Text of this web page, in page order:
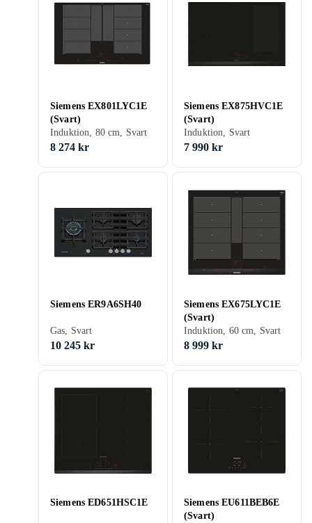
Siemens EX801LYC1E
(Svart)
Induktion, 80 cm, Svart
8 274 kr
Siemens EX875HVC1E
(Svart)
Induktion, Svart
7 990 kr
Siemens ER9A6SH40
Gas, Svart
10 245 kr
Siemens EX675LYC1E
(Svart)
Induktion, 60 cm, Svart
8 999 kr
Siemens ED651HSC1E
Siemens EU611BEB6E
(Svart)